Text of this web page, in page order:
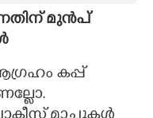
മുൻപ്
കപ്പ്